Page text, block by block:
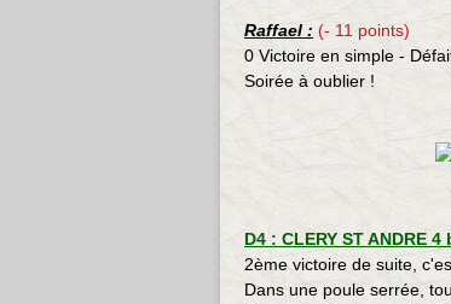
Raffael : (- 11 points)
0 Victoire en simple -
Soirée à oublier !
D4 : CLERY ST ANDRE
2ème victoire de suite,
Dans une poule serrée,